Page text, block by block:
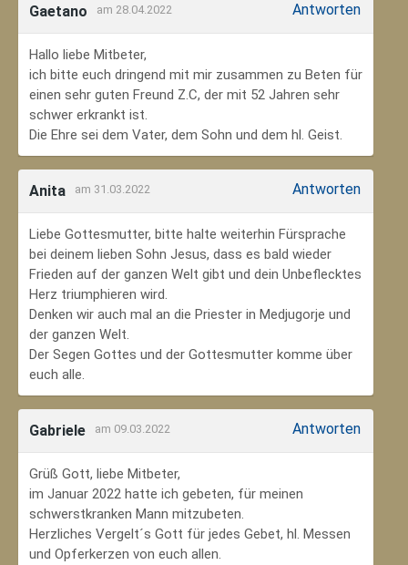
Gaetano am 28.04.2022 Antworten
Hallo liebe Mitbeter,
ich bitte euch dringend mit mir zusammen zu Beten für
einen sehr guten Freund Z.C, der mit 52 Jahren sehr
schwer erkrankt ist.
Die Ehre sei dem Vater, dem Sohn und dem hl. Geist.
Anita am 31.03.2022 Antworten
Liebe Gottesmutter, bitte halte weiterhin Fürsprache
bei deinem lieben Sohn Jesus, dass es bald wieder
Frieden auf der ganzen Welt gibt und dein Unbeflecktes
Herz triumphieren wird.
Denken wir auch mal an die Priester in Medjugorje und
der ganzen Welt.
Der Segen Gottes und der Gottesmutter komme über
euch alle.
Gabriele am 09.03.2022 Antworten
Grüß Gott, liebe Mitbeter,
im Januar 2022 hatte ich gebeten, für meinen
schwerstkranken Mann mitzubeten.
Herzliches Vergelt´s Gott für jedes Gebet, hl. Messen
und Opferkerzen von euch allen.